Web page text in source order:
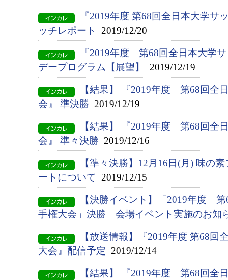
『2019年度 第68回全日本大学サ
ッチレポート
2019/12/20
『2019年度 第68回全日本大学
デープログラム【展望】
2019/12/19
【結果】 『2019年度 第68回全
会』 準決勝 2019/12/19
【結果】 『2019年度 第68回全
会』 準々決勝 2019/12/16
【準々決勝】12月16日(月) 味の
ートについて 2019/12/15
【決勝イベント】「2019年度
手権大会」決勝 会場イベント実施のお知
【放送情報】『2019年度 第68回
大会』配信予定 2019/12/14
【結果】 『2019年度 第68回全